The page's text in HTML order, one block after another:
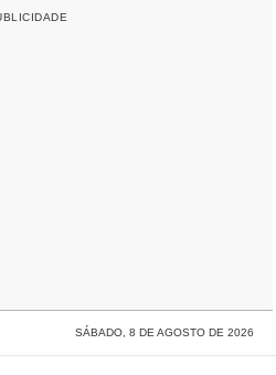
SÁBADO, 8 DE AGOSTO DE 2026